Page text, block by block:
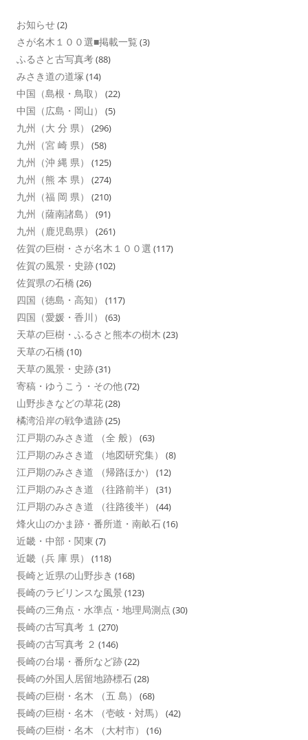
お知らせ(2)
さが名木１００選■掲載一覧 (3)
ふるさと古写真考(88)
みさき道の道塚 (14)
中国（島根・鳥取） (22)
中国（広島・岡山） (5)
九州（大 分 県） (296)
九州（宮 崎 県） (58)
九州（沖 縄 県） (125)
九州（熊 本 県） (274)
九州（福 岡 県） (210)
九州（薩南諸島） (91)
九州（鹿児島県） (261)
佐賀の巨樹・さが名木１００選 (117)
佐賀の風景・史跡(102)
佐賀県の石橋 (26)
四国（徳島・高知） (117)
四国（愛媛・香川） (63)
天草の巨樹・ふるさと熊本の樹木 (23)
天草の石橋 (10)
天草の風景・史跡(31)
寄稿・ゆうこう・その他(72)
山野歩きなどの草花(28)
橘湾沿岸の戦争遺跡(25)
江戸期のみさき道 （全 般） (63)
江戸期のみさき道 （地図研究集） (8)
江戸期のみさき道 （帰路ほか） (12)
江戸期のみさき道 （往路前半） (31)
江戸期のみさき道 （往路後半） (44)
烽火山のかま跡・番所道・南畝石(16)
近畿・中部・関東 (7)
近畿（兵 庫 県） (118)
長崎と近県の山野歩き (168)
長崎のラビリンスな風景 (123)
長崎の三角点・水準点・地理局測点 (30)
長崎の古写真考 １ (270)
長崎の古写真考 ２ (146)
長崎の台場・番所など跡(22)
長崎の外国人居留地跡標石(28)
長崎の巨樹・名木 （五 島） (68)
長崎の巨樹・名木 （壱岐・対馬） (42)
長崎の巨樹・名木 （大村市） (16)